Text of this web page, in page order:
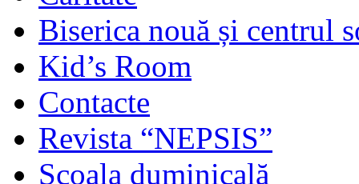
Biserica nouă și centrul
Kid’s Room
Contacte
Revista “NEPSIS”
Școala duminicală